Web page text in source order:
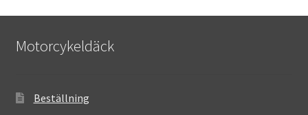
Motorcykeldäck
Beställning